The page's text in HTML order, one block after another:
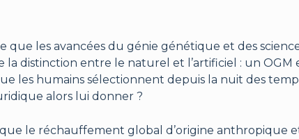
que les avancées du génie génétique et des
la distinction entre le naturel et l’artificiel : un OGM
les humains sélectionnent depuis la nuit des
alors lui donner ?
le réchauffement global d’origine anthropique